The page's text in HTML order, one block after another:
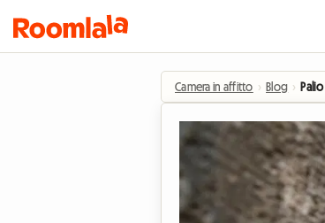
Camera in affitto › Blog ›